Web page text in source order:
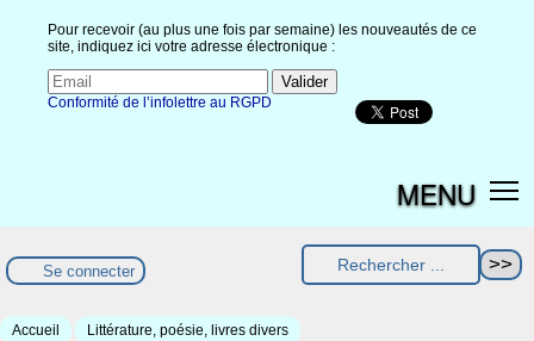
Pour recevoir (au plus une fois par semaine) les nouveautés de ce
site, indiquez ici votre adresse électronique :
Conformité de l’infolettre au RGPD
MENU
Se connecter
Accueil Littérature, poésie, livres divers